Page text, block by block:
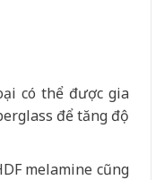
có thể được gia
để tăng độ
melamine cũng